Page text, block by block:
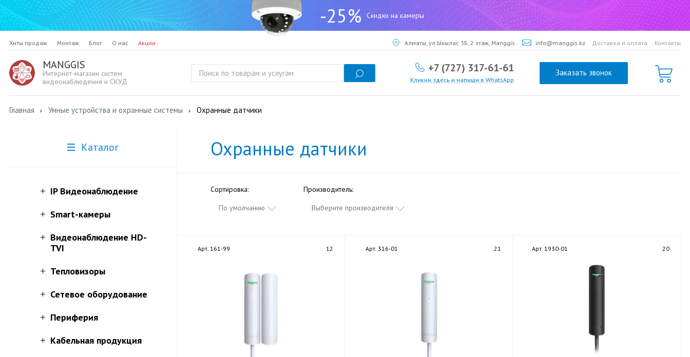
-25% Скидки на камеры
Хиты продаж Монтаж Блог О нас Акции Алматы, ул Ыкылас 3Б, 2 этаж, Manggis info@manggis.kz Доставка и оплата Контакты
MANGGIS
Интернет-магазин систем
видеонаблюдения и СКУД
+7 (727) 317-61-61
Кликни здесь и напиши в WhatsApp
Заказать звонок
Главная Умные устройства и охранные системы Охранные датчики
Каталог
IP Видеонаблюдение
Smart-камеры
Видеонаблюдение HD-
TVI
Тепловизоры
Сетевое оборудование
Периферия
Кабельная продукция
Охранные датчики
Сортировка:
По умолчанию
Производитель:
Выберите производителя
Арт. 161-99 12 Арт. 316-01 21 Арт. 1930-01 20